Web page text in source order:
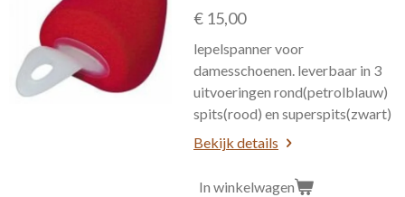
€ 15,00
lepelspanner voor
damesschoenen. leverbaar in 3
uitvoeringen rond(petrolblauw)
spits(rood) en superspits(zwart)
Bekijk details
In winkelwagen